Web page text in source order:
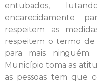
entubados,
encarecidamente
respeitem as
respeitem o termo
para mais ninguém.
Município toma as
as pessoas tem que